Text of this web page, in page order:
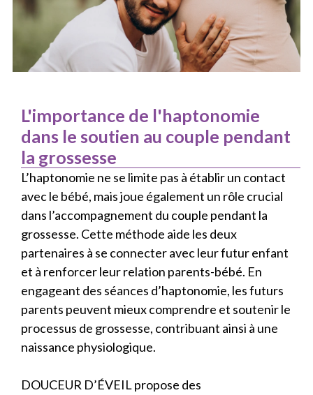
L'importance de l'haptonomie
dans le soutien au couple pendant
la grossesse
L’haptonomie ne se limite pas à établir un contact
avec le bébé, mais joue également un rôle crucial
dans l’accompagnement du couple pendant la
grossesse. Cette méthode aide les deux
partenaires à se connecter avec leur futur enfant
et à renforcer leur relation parents-bébé. En
engageant des séances d’haptonomie, les futurs
parents peuvent mieux comprendre et soutenir le
processus de grossesse, contribuant ainsi à une
naissance physiologique.
DOUCEUR D’ÉVEIL propose des